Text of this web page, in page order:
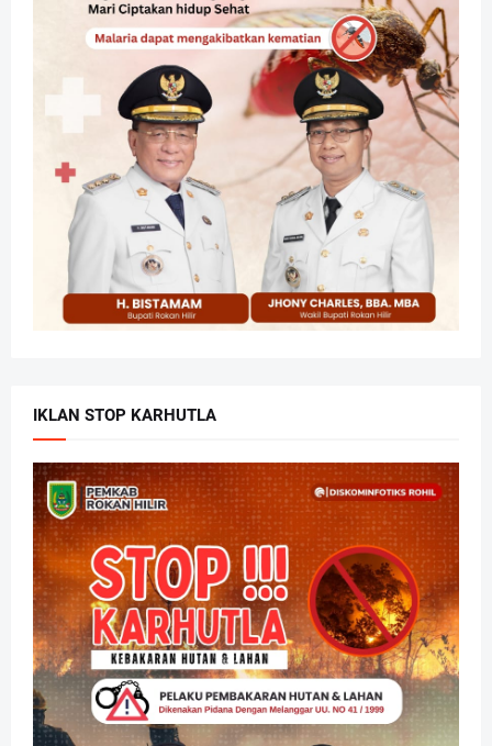
IKLAN STOP KARHUTLA